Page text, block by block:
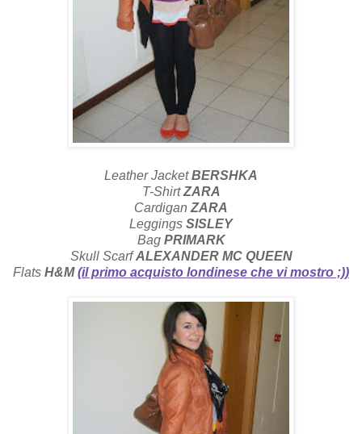
Leather JacketBERSHKA
T-ShirtZARA
Cardigan ZARA
Leggings SISLEY
Bag PRIMARK
Skull ScarfALEXANDER MC QUEEN
Flats H&M (il primo acquisto londinese che vi mostro ;))